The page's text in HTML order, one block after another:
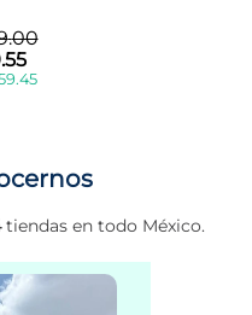
.00
.55
.45
tiendas en todo México.